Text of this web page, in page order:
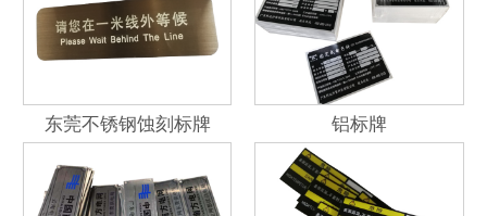
东莞不锈钢蚀刻标牌 铝标牌